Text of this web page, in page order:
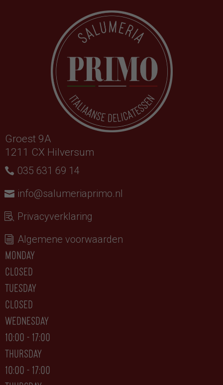
Groest 9A
1211 CX Hilversum
035 631 69 14
info@salumeriaprimo.nl
Privacyverklaring
Algemene voorwaarden
monday
closed
tuesday
CLOSED
wednesday
10:00 - 17:00
thursday
10:00 - 17:00